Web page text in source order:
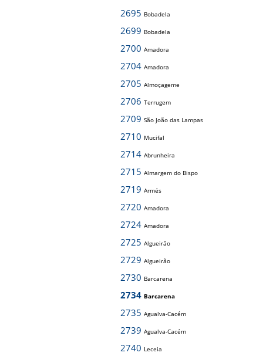
2695 Bobadela
2699 Bobadela
2700 Amadora
2704 Amadora
2705 Almoçageme
2706 Terrugem
2709 São João das Lampas
2710 Mucifal
2714 Abrunheira
2715 Almargem do Bispo
2719 Armés
2720 Amadora
2724 Amadora
2725 Algueirão
2729 Algueirão
2730 Barcarena
2734 Barcarena
2735 Agualva-Cacém
2739 Agualva-Cacém
2740 Leceia